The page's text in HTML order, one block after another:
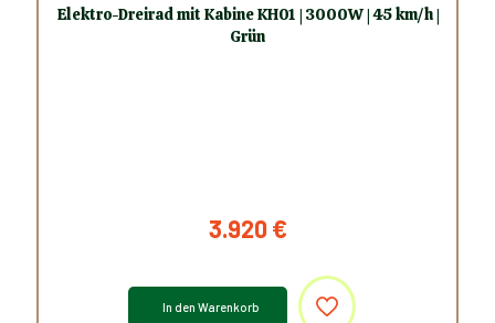
Elektro-Dreirad mit Kabine KH01 | 3000W | 45 km/h |
Grün
3.920€
In den Warenkorb